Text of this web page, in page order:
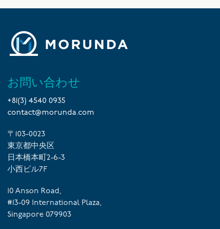
お問い合わせ
+81(3) 4540 0935
contact@morunda.com
〒103-0023
東京都中央区
日本橋本町2-6-3
小西ビル7F
10 Anson Road,
#13-09 International Plaza,
Singapore 079903